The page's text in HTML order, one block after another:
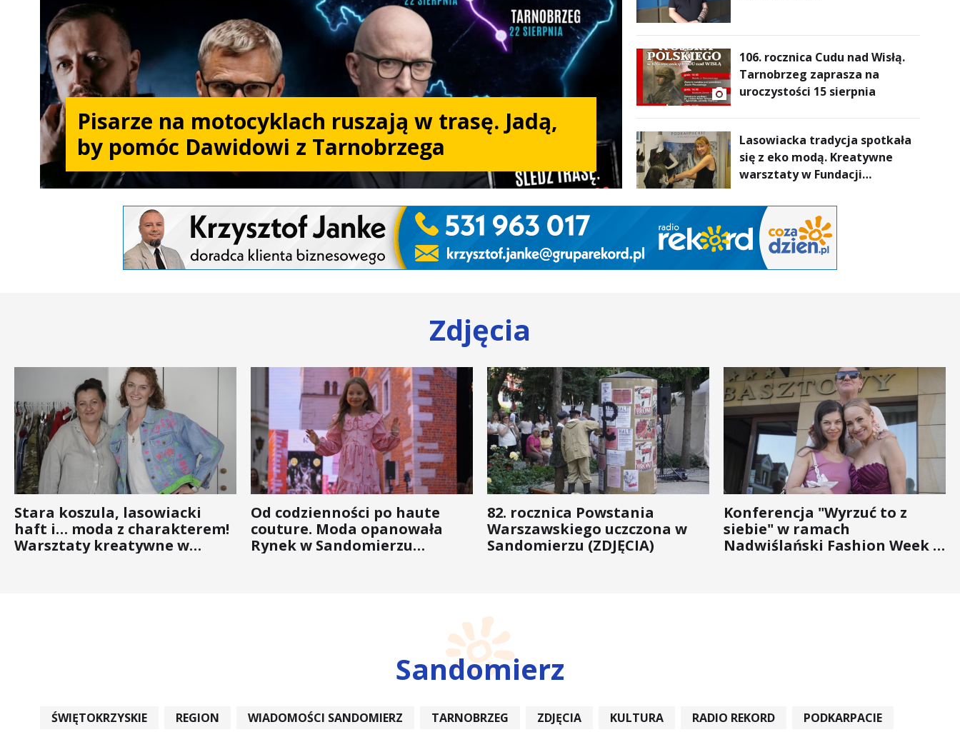
Pisarze na motocyklach ruszają w trasę. Jadą,
by pomóc Dawidowi z Tarnobrzega
106. rocznica Cudu nad Wisłą.
Tarnobrzeg zaprasza na
uroczystości 15 sierpnia
Lasowiacka tradycja spotkała
się z eko modą. Kreatywne
warsztaty w Fundacji
Zdjęcia
Stara koszula, lasowiacki
haft i… moda z charakterem!
Warsztaty kreatywne w
Od codzienności po haute
couture. Moda opanowała
Rynek w Sandomierzu
82. rocznica Powstania
Warszawskiego uczczona w
Sandomierzu (ZDJĘCIA)
Konferencja "Wyrzuć to z
siebie" w ramach
Nadwiślański Fashion Week -
Sandomierz
ŚWIĘTOKRZYSKIE REGION WIADOMOŚCI SANDOMIERZ TARNOBRZEG ZDJĘCIA KULTURA RADIO REKORD
PODKARPACIE